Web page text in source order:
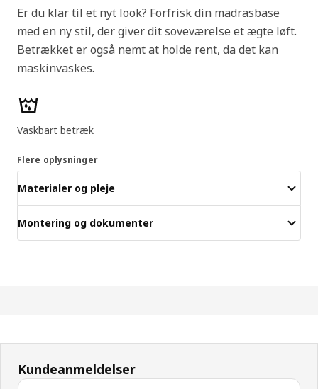
Er du klar til et nyt look? Forfrisk din madrasbase
med en ny stil, der giver dit soveværelse et ægte løft.
Betrækket er også nemt at holde rent, da det kan
maskinvaskes.
Produktfunktioner
Vaskbart betræk
Flere oplysninger
Materialer og pleje
Montering og dokumenter
Kundeanmeldelser